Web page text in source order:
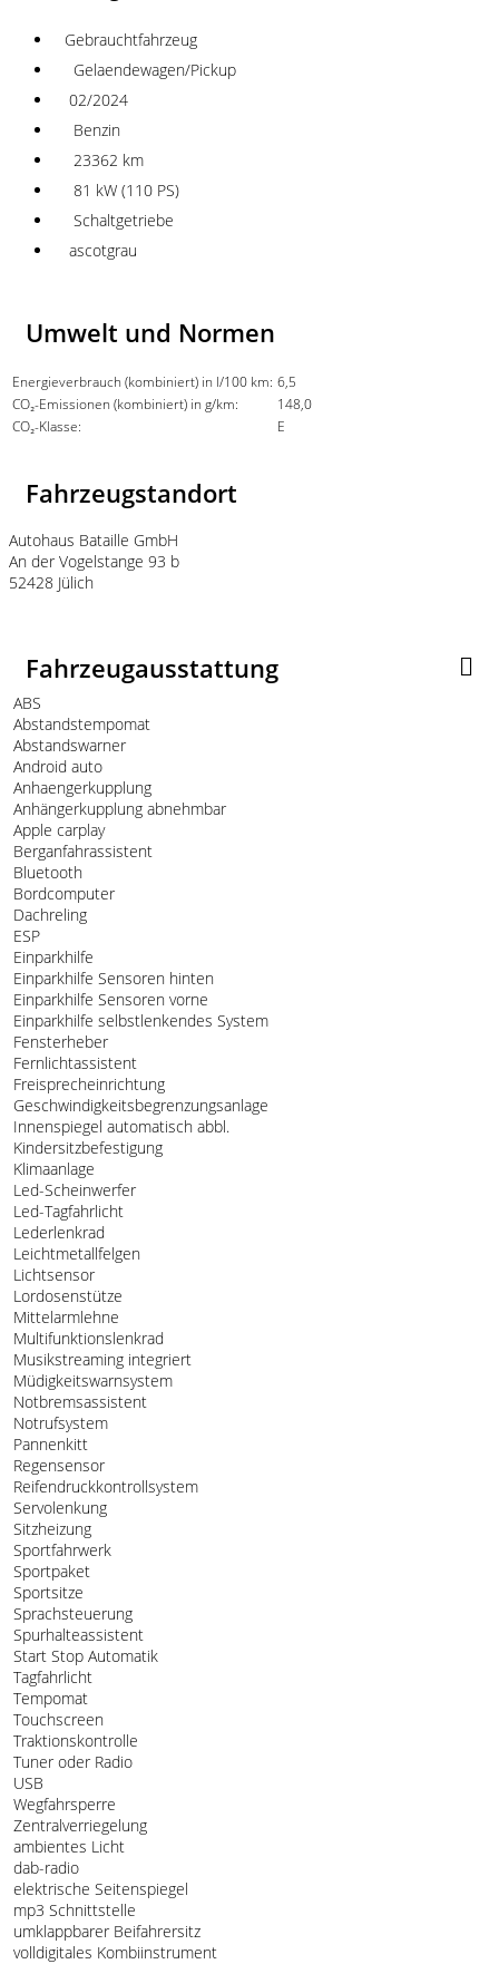
Gebrauchtfahrzeug
Gelaendewagen/Pickup
02/2024
Benzin
23362 km
81 kW (110 PS)
Schaltgetriebe
ascotgrau
Umwelt und Normen
Energieverbrauch (kombiniert) in l/100 km: 6,5
CO₂-Emissionen (kombiniert) in g/km:
148,0
CO₂-Klasse:
E
Fahrzeugstandort
Autohaus Bataille GmbH
An der Vogelstange 93 b
52428 Jülich
Fahrzeugausstattung
ABS
Abstandstempomat
Abstandswarner
Android auto
Anhaengerkupplung
Anhängerkupplung abnehmbar
Apple carplay
Berganfahrassistent
Bluetooth
Bordcomputer
Dachreling
ESP
Einparkhilfe
Einparkhilfe Sensoren hinten
Einparkhilfe Sensoren vorne
Einparkhilfe selbstlenkendes System
Fensterheber
Fernlichtassistent
Freisprecheinrichtung
Geschwindigkeitsbegrenzungsanlage
Innenspiegel automatisch abbl.
Kindersitzbefestigung
Klimaanlage
Led-Scheinwerfer
Led-Tagfahrlicht
Lederlenkrad
Leichtmetallfelgen
Lichtsensor
Lordosenstütze
Mittelarmlehne
Multifunktionslenkrad
Musikstreaming integriert
Müdigkeitswarnsystem
Notbremsassistent
Notrufsystem
Pannenkitt
Regensensor
Reifendruckkontrollsystem
Servolenkung
Sitzheizung
Sportfahrwerk
Sportpaket
Sportsitze
Sprachsteuerung
Spurhalteassistent
Start Stop Automatik
Tagfahrlicht
Tempomat
Touchscreen
Traktionskontrolle
Tuner oder Radio
USB
Wegfahrsperre
Zentralverriegelung
ambientes Licht
dab-radio
elektrische Seitenspiegel
mp3 Schnittstelle
umklappbarer Beifahrersitz
volldigitales Kombiinstrument